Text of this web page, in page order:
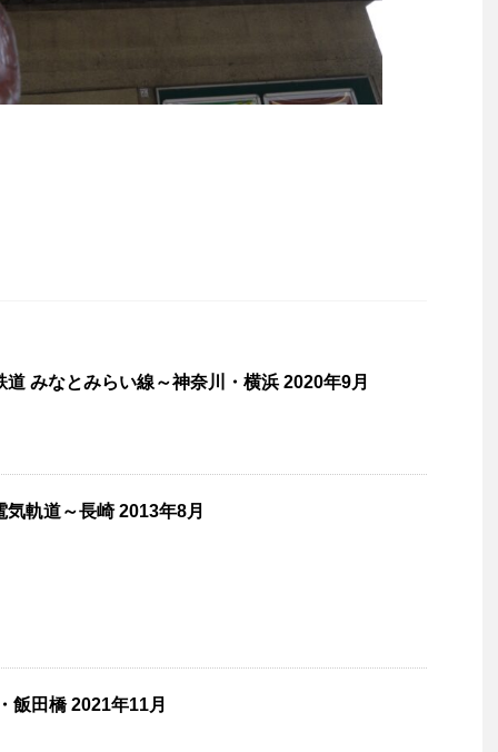
みなとみらい線～神奈川・横浜 2020年9月
軌道～長崎 2013年8月
飯田橋 2021年11月